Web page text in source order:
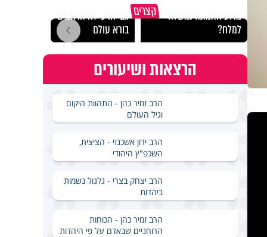
קצרים
מדוע האמונה נמשלה
למלח?
גם ׳הרע׳ זה הרחמים של
בורא עולם
הרצאות ושיעורים
הרב זמיר כהן - התהוות היקום
וגיל העולם
הרב ירון אשכנזי - הציצית,
השכפ"ץ היהודי
הרב יצחק בצרי - גלגול נשמות
ביהדות
הרב זמיר כהן - הכוחות
הרוחניים שבאדם על פי היהדות